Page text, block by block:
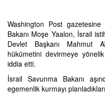
Washington Post
Bakanı Moşe Yaalon, İsrail
Devlet Başkanı Mahmut
hükümetini devirmeye yönelik
iddia etti.
İsrail Savunma Bakanı
egemenlik kurmayı